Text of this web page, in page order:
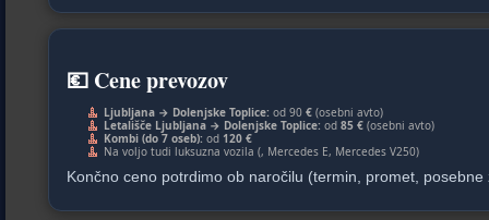
💶 Cene prevozov
Ljubljana → Dolenjske Toplice: od 90 € (osebni avto)
Letališče Ljubljana → Dolenjske Toplice: od 85 € (osebni avto)
Kombi (do 7 oseb): od 120 €
Na voljo tudi luksuzna vozila (, Mercedes E, Mercedes V250)
Končno ceno potrdimo ob naročilu (termin, promet, posebne